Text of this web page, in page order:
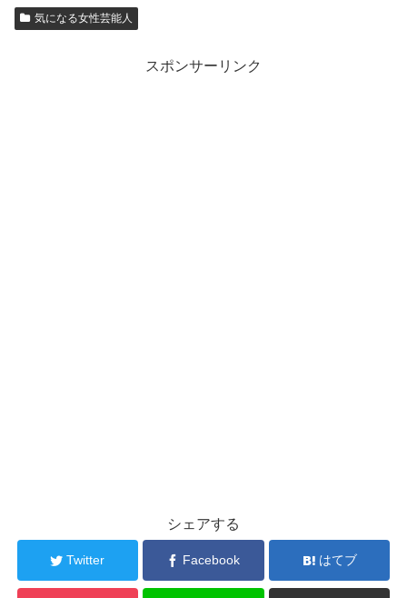
気になる女性芸能人
スポンサーリンク
シェアする
Twitter Facebook はてブ